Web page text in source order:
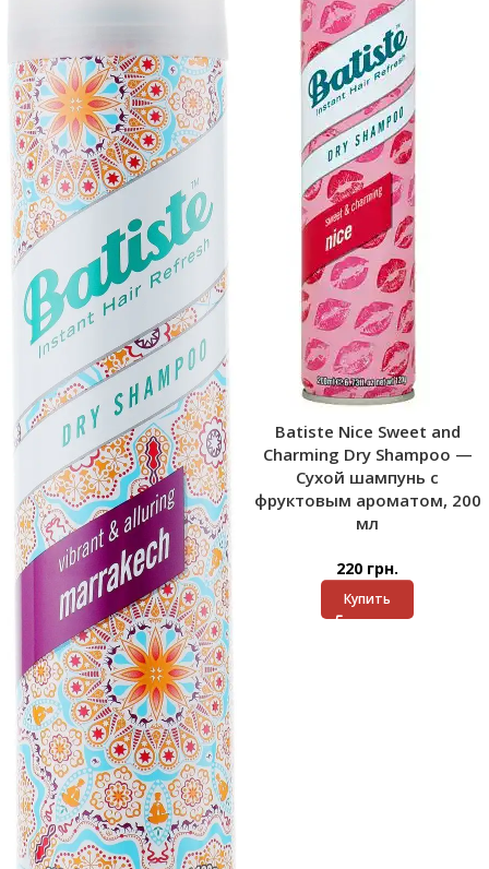
Batiste Nice Sweet and
Charming Dry Shampoo —
Сухой шампунь с
фруктовым ароматом, 200
мл
220 грн.
Купить